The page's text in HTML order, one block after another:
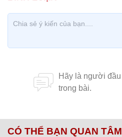
CÓ THỂ BẠN QUAN TÂM